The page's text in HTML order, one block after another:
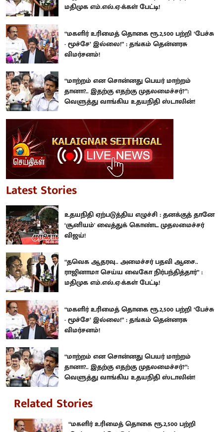
மதிமுக எம்.எல்.ஏ-க்கள் பேட்டி!
“மகளிர் உரிமைத் தொகை ரூ.2,500 பற்றி ‘பேச்சு
- மூச்சே’ இல்லை!” : தங்கம் தென்னரசு
விமர்சனம்!
“மாற்றம் என சொன்னது பெயர் மாற்றம்
தானா?.. இதற்கு எதற்கு முதலமைச்சர்?”:
வெளுத்து வாங்கிய உதயநிதி ஸ்டாலின்!
Latest Stories
உதயநிதி ஏற்படுத்திய எழுச்சி : தனக்குத் தானே
‘சூனியம்' வைத்துக் கொண்ட முதலமைச்சர்
விஜய்!
“தவெக ஆதரவு.. அமைச்சர் பதவி ஆசை..
ராஜினாமா செய்ய வைகோ நிர்பந்தித்தார்” :
மதிமுக எம்.எல்.ஏ-க்கள் பேட்டி!
“மகளிர் உரிமைத் தொகை ரூ.2,500 பற்றி ‘பேச்சு
- மூச்சே’ இல்லை!” : தங்கம் தென்னரசு
விமர்சனம்!
“மாற்றம் என சொன்னது பெயர் மாற்றம்
தானா?.. இதற்கு எதற்கு முதலமைச்சர்?”:
வெளுத்து வாங்கிய உதயநிதி ஸ்டாலின்!
Related Stories
“மகளிர் உரிமைத் தொகை ரூ.2,500 பற்றி